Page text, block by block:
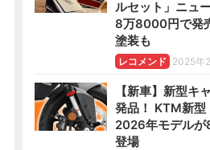
ルセット」ニュ
8万8000円で発
塗装も
レコメンド 2025年
【新車】新型キ
発品！ KTM新型
2026年モデル
登場